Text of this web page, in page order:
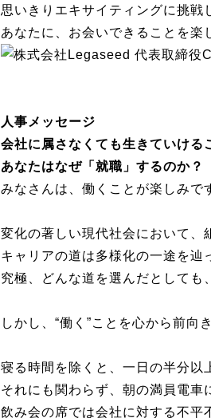
思いきりエキサイティングに挑戦
あなたに、お会いできることを楽
人事メッセージ
会社に属さなくても生きていける
あなたはなぜ「就職」するのか？
みなさんは、働くことが楽しみで
変化の著しい現代社会において、
キャリアの道は多様化の一途を辿
究極、どんな道を選んだとしても、
しかし、“働く”ことを心から前向
寝る時間を除くと、一日の半分以
それにも関わらず、朝の満員電車
飲み会の席では会社に対する不平